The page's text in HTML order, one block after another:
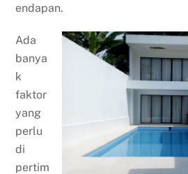
endapan.
Ada
banya
k
faktor
yang
perlu
di
pertim